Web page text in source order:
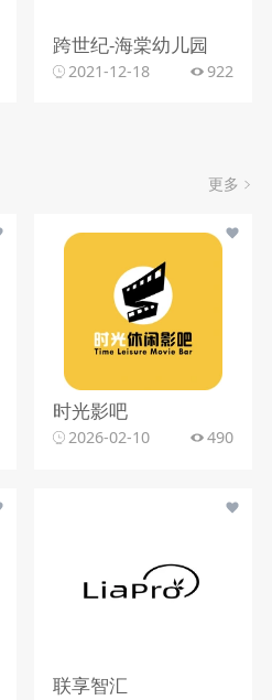
跨世纪-海棠幼儿园
2021-12-18 922
更多
时光影吧
2026-02-10 490
联享智汇